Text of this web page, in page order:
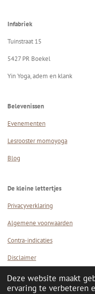
Deze website maakt
ervaring te verbeteren
Infabriek
Tuinstraat 15
5427 PR Boekel
Yin Yoga, adem en klank
Belevenissen
Evenementen
Lesrooster momoyoga
Blog
De kleine lettertjes
Privacyverklaring
Algemene voorwaarden
Contra-indicaties
Disclaimer
© 2025 - 2026 Daisy Bloom